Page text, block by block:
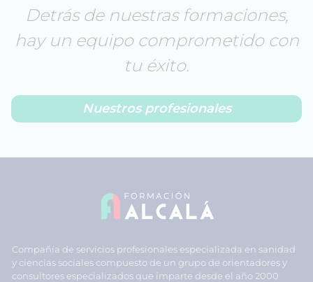
Detrás de nuestras formaciones,
hay un equipo comprometido con
tu éxito.
Nuestros profesionales
Compañía de servicios profesionales especializada en sanidad
y ciencias sociales compuesto de un grupo de orientadores y
consultores especializados que imparte desde el año 2000